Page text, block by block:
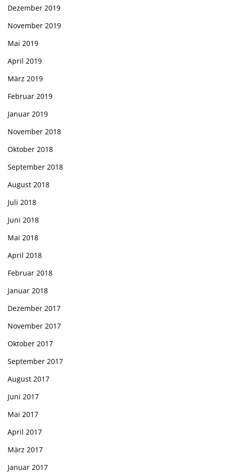
Dezember 2019
November 2019
Mai 2019
April 2019
März 2019
Februar 2019
Januar 2019
November 2018
Oktober 2018
September 2018
August 2018
Juli 2018
Juni 2018
Mai 2018
April 2018
Februar 2018
Januar 2018
Dezember 2017
November 2017
Oktober 2017
September 2017
August 2017
Juni 2017
Mai 2017
April 2017
März 2017
Januar 2017